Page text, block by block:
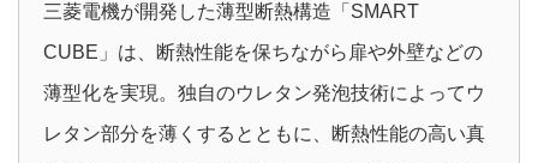
三菱電機が開発した薄型断熱構造「SMART
CUBE」は、断熱性能を保ちながら扉や外壁などの
薄型化を実現。独自のウレタン発泡技術によってウ
レタン部分を薄くするとともに、断熱性能の高い真